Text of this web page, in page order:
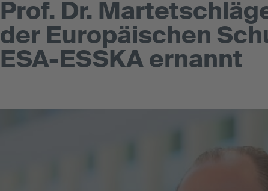
Prof. Dr.
der Europäischen
ESA-ESSKA ernannt